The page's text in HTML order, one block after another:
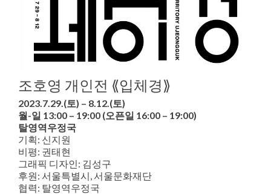
조호영 개인전 ⟪입체경⟫
2023.7.29.(토) – 8.12.(토)
월-일 13:00 – 19:00 (오픈일 16:00 – 19:00)
탈영역우정국
기획: 신지원
비평: 권태현
그래픽 디자인: 김성구
후원: 서울특별시, 서울문화재단
협력: 탈영역우정국